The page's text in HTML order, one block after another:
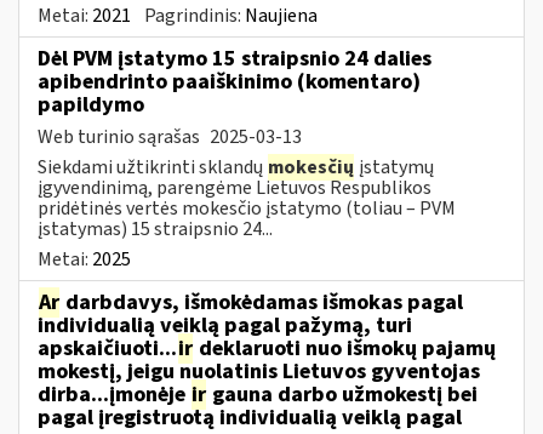
Metai: 2021 Pagrindinis: Naujiena
Dėl PVM įstatymo 15 straipsnio 24 dalies
apibendrinto paaiškinimo (komentaro)
papildymo
Web turinio sąrašas 2025-03-13
Siekdami užtikrinti sklandų mokesčių įstatymų
įgyvendinimą, parengėme Lietuvos Respublikos
pridėtinės vertės mokesčio įstatymo (toliau – PVM
įstatymas) 15 straipsnio 24...
Metai: 2025
Ar darbdavys, išmokėdamas išmokas pagal
individualią veiklą pagal pažymą, turi
apskaičiuoti...ir deklaruoti nuo išmokų pajamų
mokestį, jeigu nuolatinis Lietuvos gyventojas
dirba...įmonėje ir gauna darbo užmokestį bei
pagal įregistruotą individualią veiklą pagal